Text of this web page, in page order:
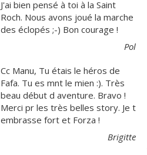
J'ai bien pensé à toi à la Saint
Roch. Nous avons joué la marche
des éclopés ;-) Bon courage !
Pol
Cc Manu, Tu étais le héros de
Fafa. Tu es mnt le mien :). Très
beau début d aventure. Bravo !
Merci pr les très belles story. Je t
embrasse fort et Forza !
Brigitte